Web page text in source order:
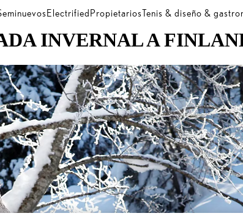
ElectrifiedPropietariosTenis & diseño &
INVERNAL A